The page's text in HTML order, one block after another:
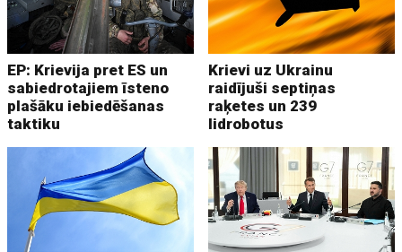
EP: Krievija pret ES un
sabiedrotajiem īsteno
plašāku iebiedēšanas
taktiku
Krievi uz Ukrainu
raidījuši septiņas
raķetes un 239
lidrobotus